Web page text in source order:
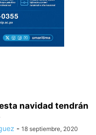
navidad tendrán
- 18 septiembre, 2020